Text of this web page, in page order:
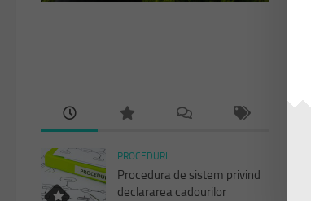
PROCEDURI
Procedura de sistem privind
declararea cadourilor